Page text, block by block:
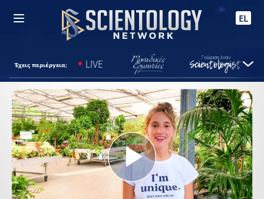
EL
Έχεις περιέργεια; LIVE
Play